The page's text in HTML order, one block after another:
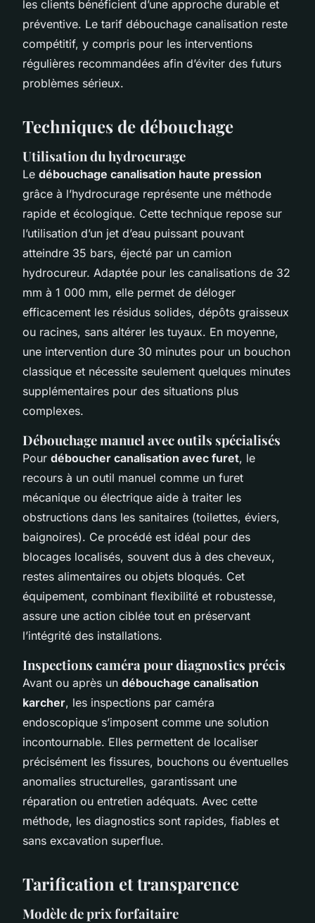
les clients bénéficient d’une approche durable et
préventive. Le tarif débouchage canalisation reste
compétitif, y compris pour les interventions
régulières recommandées afin d’éviter des futurs
problèmes sérieux.
Techniques de débouchage
Utilisation du hydrocurage
Le débouchage canalisation haute pression
grâce à l’hydrocurage représente une méthode
rapide et écologique. Cette technique repose sur
l’utilisation d’un jet d’eau puissant pouvant
atteindre 35 bars, éjecté par un camion
hydrocureur. Adaptée pour les canalisations de 32
mm à 1 000 mm, elle permet de déloger
efficacement les résidus solides, dépôts graisseux
ou racines, sans altérer les tuyaux. En moyenne,
une intervention dure 30 minutes pour un bouchon
classique et nécessite seulement quelques minutes
supplémentaires pour des situations plus
complexes.
Débouchage manuel avec outils spécialisés
Pour déboucher canalisation avec furet, le
recours à un outil manuel comme un furet
mécanique ou électrique aide à traiter les
obstructions dans les sanitaires (toilettes, éviers,
baignoires). Ce procédé est idéal pour des
blocages localisés, souvent dus à des cheveux,
restes alimentaires ou objets bloqués. Cet
équipement, combinant flexibilité et robustesse,
assure une action ciblée tout en préservant
l’intégrité des installations.
Inspections caméra pour diagnostics précis
Avant ou après un débouchage canalisation
karcher, les inspections par caméra
endoscopique s’imposent comme une solution
incontournable. Elles permettent de localiser
précisément les fissures, bouchons ou éventuelles
anomalies structurelles, garantissant une
réparation ou entretien adéquats. Avec cette
méthode, les diagnostics sont rapides, fiables et
sans excavation superflue.
Tarification et transparence
Modèle de prix forfaitaire